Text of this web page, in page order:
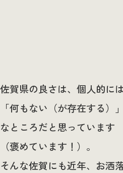
佐賀県の良さは、個人的には
「何もない（が存在する）
なところだと思っています
（褒めています！）。
そんな佐賀にも近年、お洒